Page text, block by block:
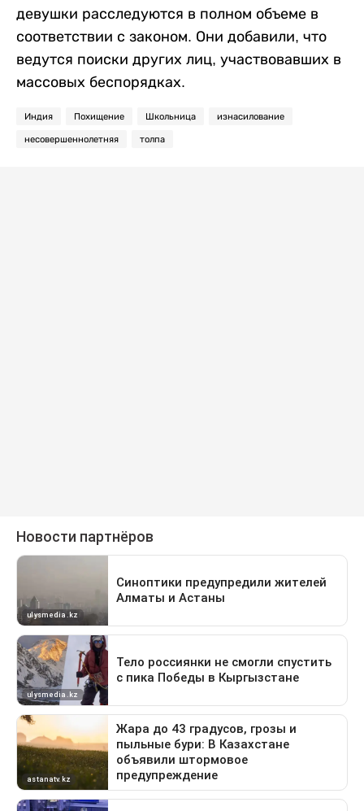
девушки расследуются в полном объеме в
соответствии с законом. Они добавили, что
ведутся поиски других лиц, участвовавших в
массовых беспорядках.
Индия Похищение Школьница изнасилование
несовершеннолетняя толпа